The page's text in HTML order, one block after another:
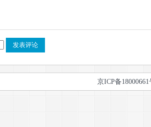
京ICP备18000661